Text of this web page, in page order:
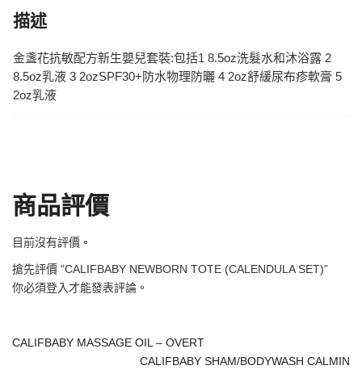
描述
金盞花抗敏配方新生嬰兒套裝:包括1 8.5oz洗髮水和沐浴露 2
8.5oz乳液 3 2ozSPF30+防水物理防曬 4 2oz舒緩尿布疹軟膏 5
2oz乳液
商品評價
目前沒有評價。
搶先評價 “CALIFBABY NEWBORN TOTE (CALENDULA SET)”
你必須登入才能發表評論。
CALIFBABY MASSAGE OIL – OVERT
CALIFBABY SHAM/BODYWASH CALMIN